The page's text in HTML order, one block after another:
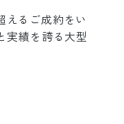
えるご成約をい
実績を誇る大型